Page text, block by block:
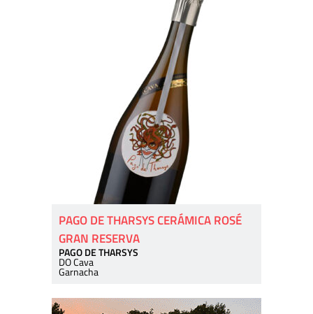
PAGO DE THARSYS CERÁMICA ROSÉ
GRAN RESERVA
PAGO DE THARSYS
DO Cava
Garnacha